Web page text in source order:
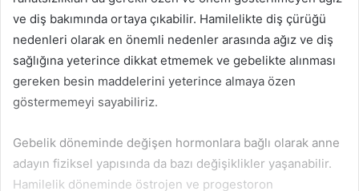
ve diş bakımında ortaya çıkabilir. Hamilelikte diş çürüğü
nedenleri olarak en önemli nedenler arasında ağız ve diş
sağlığına yeterince dikkat etmemek ve gebelikte alınması
gereken besin maddelerini yeterince almaya özen
göstermemeyi sayabiliriz.
Gebelik döneminde değişen hormonlara bağlı olarak anne
adayın fiziksel yapısında da bazı değişiklikler yaşanabilir.
Hamilelik döneminde östrojen ve progestoron